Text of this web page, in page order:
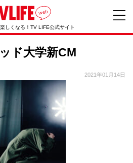
しくなる！TV LIFE公式サイト
ド大学新CM
2021年01月14日